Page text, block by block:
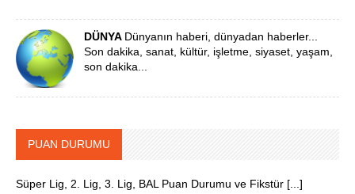
DÜNYA Dünyanın haberi, dünyadan haberler...
Son dakika, sanat, kültür, işletme, siyaset, yaşam,
son dakika...
PUAN DURUMU
Süper Lig, 2. Lig, 3. Lig, BAL Puan Durumu ve Fikstür [...]